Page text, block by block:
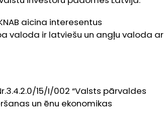
aicina interesentus
valoda ir latviešu un angļu valoda ar
15/I/002 “Valsts pārvaldes
un ēnu ekonomikas